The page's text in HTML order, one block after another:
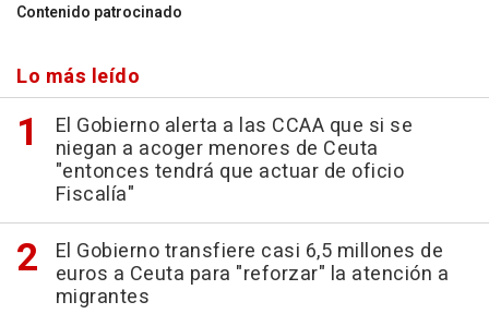
Contenido patrocinado
Lo más leído
El Gobierno alerta a las CCAA que si se
niegan a acoger menores de Ceuta
"entonces tendrá que actuar de oficio
Fiscalía"
El Gobierno transfiere casi 6,5 millones de
euros a Ceuta para "reforzar" la atención a
migrantes